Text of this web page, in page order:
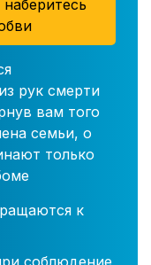
рук смерти
вам того
семьи, о
только
к